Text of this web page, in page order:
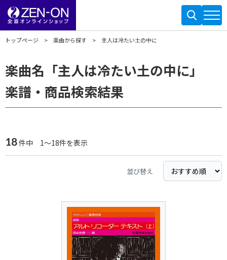
トップページ 楽曲から探す 主人は冷たい土の中に
楽曲名「主人は冷たい土の中に」
楽譜・商品検索結果
18件中 1～18件を表示
並び替え